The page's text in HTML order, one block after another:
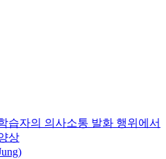
습자의 의사소통 발화 행위에서
상